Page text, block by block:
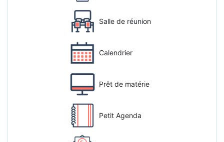
Salle de réunion
Calendrier
Prêt de matérie
Petit Agenda